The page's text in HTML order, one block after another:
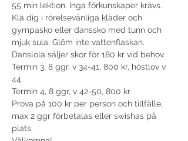
55 min lektion. Inga förkunskaper krävs.
Klä dig i rörelsevänliga kläder och
gympasko eller danssko med tunn och
mjuk sula. Glöm inte vattenflaskan.
Danslola säljer skor för 180 kr vid behov.
Termin 3, 8 ggr, v 34-41, 800 kr, höstlov v
44
Termin 4, 8 ggr, v 42-50, 800 kr
Prova på 100 kr per person och tillfälle,
max 2 ggr förbetalas eller swishas på
plats.